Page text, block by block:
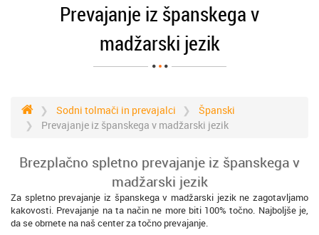
Prevajanje iz španskega v
madžarski jezik
Sodni tolmači in prevajalci
Španski
Prevajanje iz španskega v madžarski jezik
Brezplačno spletno prevajanje iz španskega v
madžarski jezik
Za spletno prevajanje iz španskega v madžarski jezik ne zagotavljamo
kakovosti. Prevajanje na ta način ne more biti 100% točno. Najboljše je,
da se obrnete na naš center za točno prevajanje.